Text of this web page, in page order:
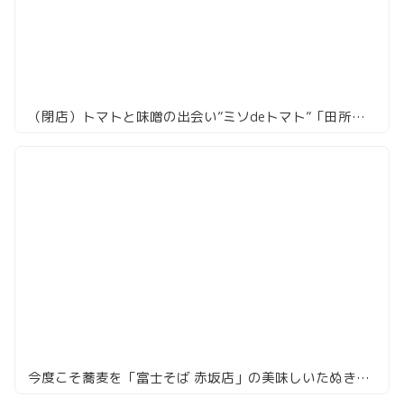
（閉店）トマトと味噌の出会い”ミソdeトマト”「田所商店」
今度こそ蕎麦を「富士そば 赤坂店」の美味しいたぬきそばとミニカレーコンボ